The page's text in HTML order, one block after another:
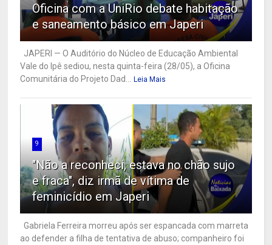
Oficina com a UniRio debate habitação
e saneamento básico em Japeri
JAPERI — O Auditório do Núcleo de Educação Ambiental
Vale do Ipê sediou, nesta quinta-feira (28/05), a Oficina
Comunitária do Projeto Dad...
Leia Mais
9
"Não a reconheci, estava no chão sujo
e fraca", diz irmã de vítima de
feminicídio em Japeri
Gabriela Ferreira morreu após ser espancada com marreta
ao defender a filha de tentativa de abuso; companheiro foi